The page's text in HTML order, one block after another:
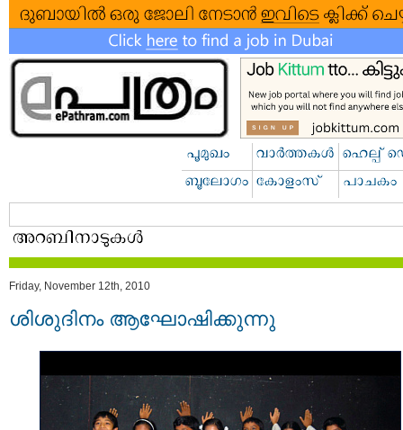
Friday, November 12th, 2010
ശിശുദിനം ആഘോഷിക്കുന്നു